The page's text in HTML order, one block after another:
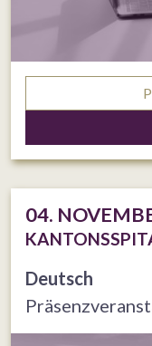
04.
Deutsch